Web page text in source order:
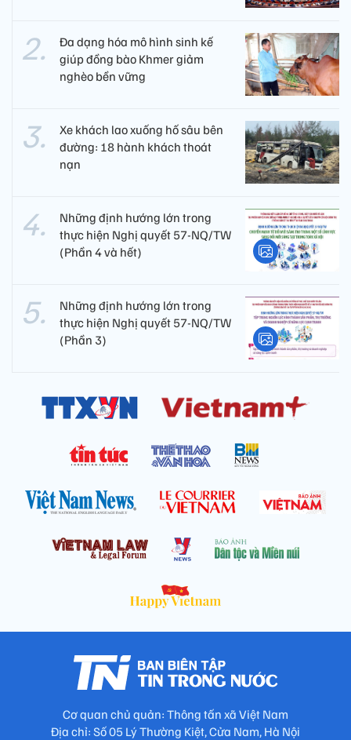
Đa dạng hóa mô hình sinh kế
giúp đồng bào Khmer giảm
nghèo bền vững
Xe khách lao xuống hố sâu bên
đường: 18 hành khách thoát
nạn
Những định hướng lớn trong
thực hiện Nghị quyết 57-NQ/TW
(Phần 4 và hết)
Những định hướng lớn trong
thực hiện Nghị quyết 57-NQ/TW
(Phần 3)
Cơ quan chủ quản: Thông tấn xã Việt Nam
Địa chỉ: Số 05 Lý Thường Kiệt, Cửa Nam, Hà Nội